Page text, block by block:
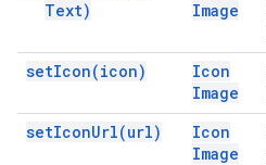
Text)
Image
setIcon(icon)
Icon
Image
setIconUrl(url)
Icon
Image